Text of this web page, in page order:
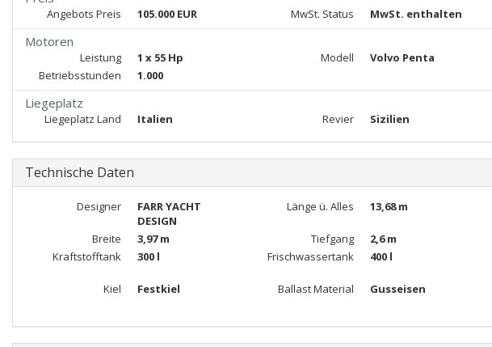
Angebots Preis 105.000 EUR MwSt. Status MwSt. enthalten
Motoren
Leistung 1 x 55 Hp Modell Volvo Penta
Betriebsstunden
1.000
Liegeplatz
Liegeplatz Land Italien Revier Sizilien
Technische Daten
Designer
FARR YACHT
DESIGN
Länge ü. Alles 13,68 m
Breite 3,97 m Tiefgang 2,6 m
Kraftstofftank
300 l Frischwassertank 400 l
Kiel
Festkiel Ballast Material Gusseisen